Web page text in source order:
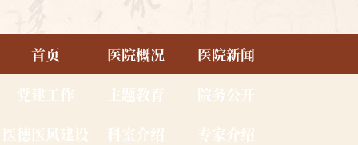
首页 医院概况
医院新闻
党建工作
主题教育
院务公开
医德医风建设
科室介绍
专家介绍